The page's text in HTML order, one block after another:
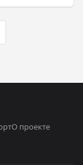
О проекте